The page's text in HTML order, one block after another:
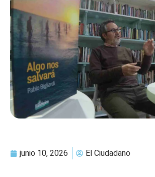
junio 10, 2026 El Ciudadano